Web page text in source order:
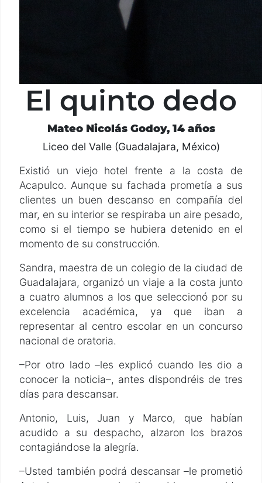
El quinto dedo
Mateo Nicolás Godoy, 14 años
Liceo del Valle (Guadalajara, México)
Existió un viejo hotel frente a la costa de
Acapulco. Aunque su fachada prometía a sus
clientes un buen descanso en compañía del
mar, en su interior se respiraba un aire pesado,
como si el tiempo se hubiera detenido en el
momento de su construcción.
Sandra, maestra de un colegio de la ciudad de
Guadalajara, organizó un viaje a la costa junto
a cuatro alumnos a los que seleccionó por su
excelencia académica, ya que iban a
representar al centro escolar en un concurso
nacional de oratoria.
–Por otro lado –les explicó cuando les dio a
conocer la noticia–, antes dispondréis de tres
días para descansar.
Antonio, Luis, Juan y Marco, que habían
acudido a su despacho, alzaron los brazos
contagiándose la alegría.
–Usted también podrá descansar –le prometió